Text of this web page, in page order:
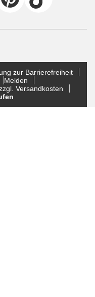
zur Barrierefreiheit
Melden
Versandkosten